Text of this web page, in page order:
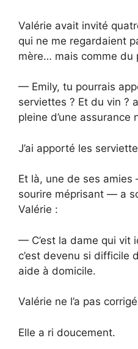
Valérie avait invité
qui ne me regardaient
mère… mais comme du
— Emily, tu pourrais
serviettes ? Et du vin ?
pleine d’une assurance
J’ai apporté les
Et là, une de ses
sourire méprisant — a
Valérie :
— C’est la dame qui vit
c’est devenu si difficile
aide à domicile.
Valérie ne l’a pas
Elle a ri doucement.